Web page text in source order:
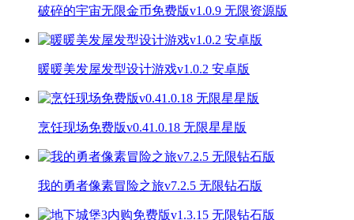
破碎的宇宙无限金币免费版v1.0.9 无限资源版
暖暖美发屋发型设计游戏v1.0.2 安卓版
烹饪现场免费版v0.41.0.18 无限星星版
我的勇者像素冒险之旅v7.2.5 无限钻石版